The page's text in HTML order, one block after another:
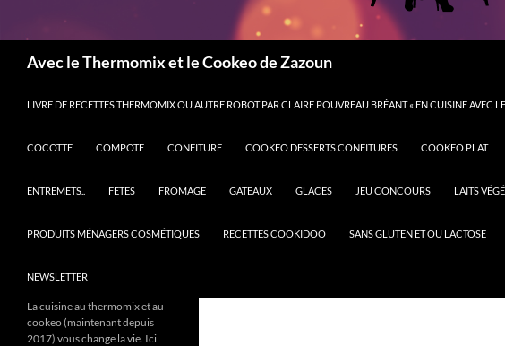
Avec le Thermomix et le Cookeo de Zazoun
LIVRE DE RECETTES THERMOMIX OU AUTRE ROBOT PAR CLAIRE POUVREAU BRÉANT « EN CUISINE AVEC
COCOTTE COMPOTE CONFITURE COOKEO DESSERTS CONFITURES COOKEO PLAT
ENTREMETS.. FÊTES FROMAGE GATEAUX GLACES JEU CONCOURS LAITS
PRODUITS MÉNAGERS COSMÉTIQUES RECETTES COOKIDOO SANS GLUTEN ET OU LACTOSE
NEWSLETTER
La cuisine au thermomix et au
cookeo (maintenant depuis
2017) vous change la vie. Ici